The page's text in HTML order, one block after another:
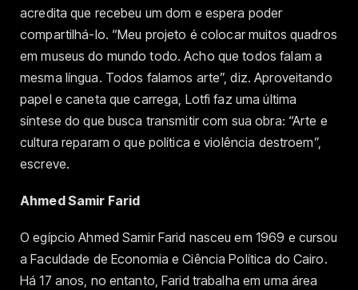
acredita que recebeu um dom e espera poder
compartilhá-lo. “Meu projeto é colocar muitos quadros
em museus do mundo todo. Acho que todos falam a
mesma língua. Todos falamos arte”, diz. Aproveitando
papel e caneta que carrega, Lotfi faz uma última
síntese do que busca transmitir com sua obra: “Arte e
cultura reparam o que política e violência destroem”,
escreve.
Ahmed Samir Farid
O egípcio Ahmed Samir Farid nasceu em 1969 e cursou
a Faculdade de Economia e Ciência Política do Cairo.
Há 17 anos, no entanto, Farid trabalha em uma área